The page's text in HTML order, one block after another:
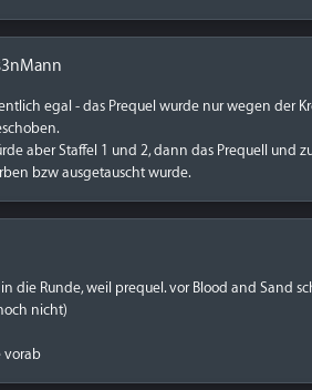
egal - das Prequel wurde nur wegen der
aber Staffel 1 und 2, dann das Prequell und
bzw ausgetauscht wurde.
in die Runde, weil prequel. vor Blood and Sand
nicht)
vorab